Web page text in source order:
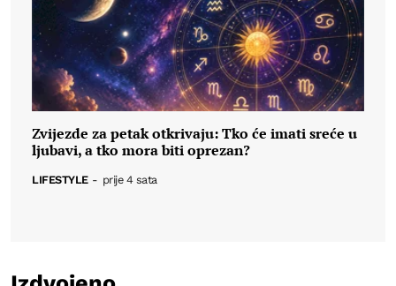
Zvijezde za petak otkrivaju: Tko će imati sreće u
ljubavi, a tko mora biti oprezan?
LIFESTYLE - prije 4 sata